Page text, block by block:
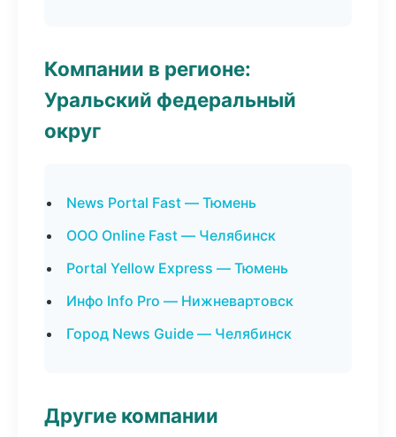
Компании в регионе:
Уральский федеральный
округ
News Portal Fast — Тюмень
ООО Online Fast — Челябинск
Portal Yellow Express — Тюмень
Инфо Info Pro — Нижневартовск
Город News Guide — Челябинск
Другие компании